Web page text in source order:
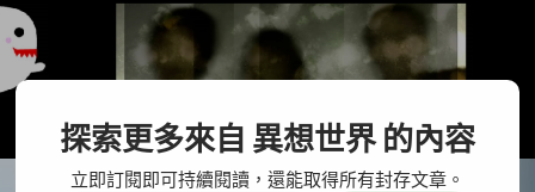
異想世界探索更多來自 異想世界 的內容
立即訂閱即可持續閱讀，還能取得所有封存文章。